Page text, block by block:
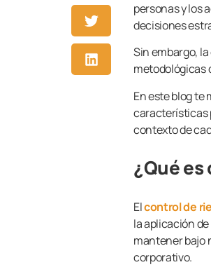
personas y los
decisiones
Sin embargo,
metodológicas
En este blog te
características
contexto de
¿Qué
Elcontrol de
la aplicación
mantener bajo
corporativo.